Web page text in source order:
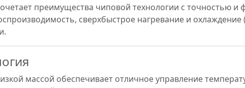
преимущества чиповой технологии с точностью
сверхбыстрое нагревание и охлаждение
массой обеспечивает отличное управление